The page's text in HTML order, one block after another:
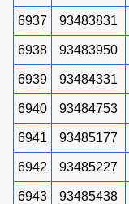
6937 93483831
6938 93483950
6939 93484331
6940 93484753
6941 93485177
6942 93485227
6943 93485438